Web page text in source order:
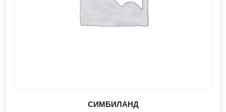
СИМБИЛАНД